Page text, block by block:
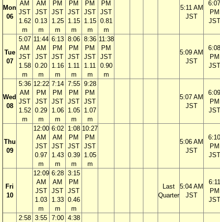
Mon
06
AM
JST
1.62
m
AM
JST
0.13
m
PM
JST
1.25
m
PM
JST
1.15
m
PM
JST
1.15
m
PM
JST
0.81
m
5:11 AM
JST
6:07
PM
JST
Tue
07
5:07
AM
JST
1.58
m
11:44
AM
JST
0.20
m
6:13
PM
JST
1.16
m
8:06
PM
JST
1.11
m
8:36
PM
JST
1.11
m
11:38
PM
JST
0.90
m
5:09 AM
JST
6:08
PM
JST
Wed
08
5:36
AM
JST
1.52
m
12:22
PM
JST
0.29
m
7:14
PM
JST
1.06
m
7:55
PM
JST
1.05
m
9:28
PM
JST
1.07
m
5:07 AM
JST
6:09
PM
JST
Thu
09
12:00
AM
JST
0.97
m
6:02
AM
JST
1.43
m
1:08
PM
JST
0.39
m
10:27
PM
JST
1.05
m
5:06 AM
JST
6:10
PM
JST
Fri
10
12:09
AM
JST
1.03
m
6:28
AM
JST
1.33
m
3:15
PM
JST
0.46
m
Last
Quarter
5:04 AM
JST
6:11
PM
JST
2:58 3:55 7:00 4:38